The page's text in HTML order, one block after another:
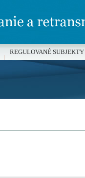
REGULOVANÉ SUBJEKTY